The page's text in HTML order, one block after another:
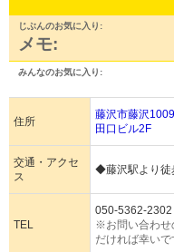
じぶんのお気に入り:
メモ:
みんなのお気に入り:
住所
藤沢市藤沢1009
田口ビル2F
交通・アクセ
ス
◆藤沢駅より徒
TEL
050-5362-2302
※お問い合わせ
だければ幸いで